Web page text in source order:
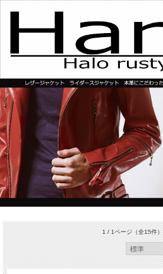
1 / 1ページ（全15件）